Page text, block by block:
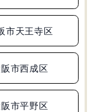
市天王寺区
市西成区
市平野区